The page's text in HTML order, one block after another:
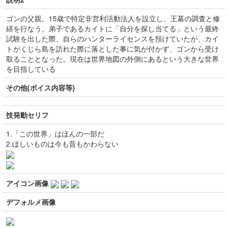
ゴンの父親。15歳で特定非営利活動法人を設立し、王墓の調査と修
繕を行なう。弟子であるカイトに「自分を探し当てる」という最終
試験を出した際、自らのハンターライセンスを預けていたが、カイ
トがくじら島を訪れた際に落とした事に気が付かず、ゴンから受け
取ることとなった。現在は世界地図の外側にあるという大きな世界
を目指している
その他(ボイス内容等)
技発動セリフ
1.「この世界」はほんの一部だ
2.ほしいものは今も昔もかわらない
アイコン画像
デフォルメ画像